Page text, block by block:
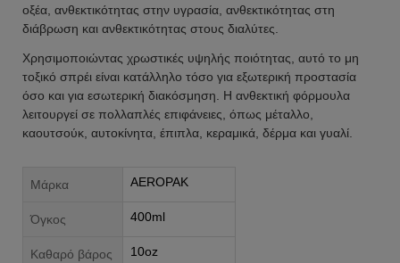
οξέα, ανθεκτικότητας στην υγρασία, ανθεκτικότητας στη
διάβρωση και ανθεκτικότητας στους διαλύτες.
Χρησιμοποιώντας χρωστικές υψηλής ποιότητας, αυτό το μη
τοξικό σπρέι είναι κατάλληλο τόσο για εξωτερική προστασία
όσο και για εσωτερική διακόσμηση. Η ανθεκτική φόρμουλα
λειτουργεί σε πολλαπλές επιφάνειες, όπως μέταλλο,
καουτσούκ, αυτοκίνητα, έπιπλα, κεραμικά, δέρμα και γυαλί.
Μάρκα AEROPAK
Όγκος 400ml
Καθαρό βάρος 10oz